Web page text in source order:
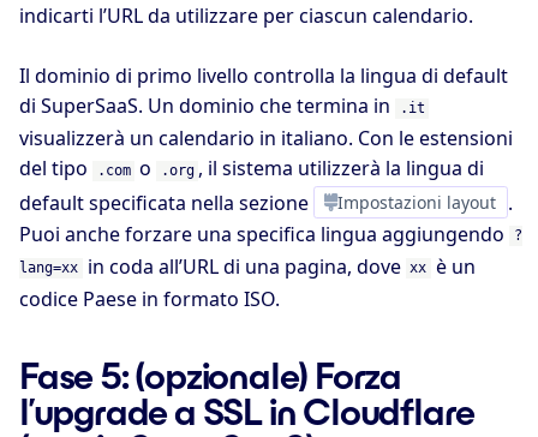
indicarti l’URL da utilizzare per ciascun calendario.
Il dominio di primo livello controlla la lingua di default
di SuperSaaS. Un dominio che termina in
.it
visualizzerà un calendario in italiano. Con le estensioni
del tipo
.com o .org , il sistema utilizzerà la lingua di
default specificata nella sezione
Impostazioni layout .
Puoi anche forzare una specifica lingua aggiungendo
?
lang=xx
in coda all’URL di una pagina, dove xx è un
codice Paese in formato ISO.
Fase 5: (opzionale) Forza
l’upgrade a SSL in Cloudflare